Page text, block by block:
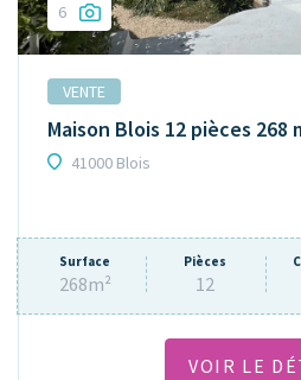
6
VENTE
Maison Blois 12 pièces 268
41000 Blois
Surface
268m²
Pièces
12
VOIR LE